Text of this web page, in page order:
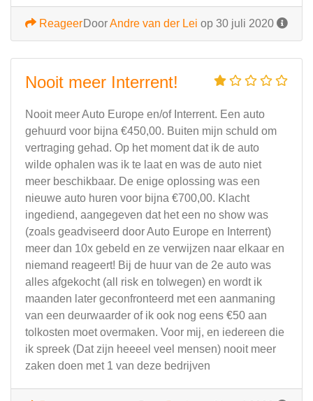
DoorAndre van der Lei op 30 juli 2020
Reageer
Nooit meer Interrent!
Nooit meer Auto Europe en/of Interrent. Een auto
gehuurd voor bijna €450,00. Buiten mijn schuld om
vertraging gehad. Op het moment dat ik de auto
wilde ophalen was ik te laat en was de auto niet
meer beschikbaar. De enige oplossing was een
nieuwe auto huren voor bijna €700,00. Klacht
ingediend, aangegeven dat het een no show was
(zoals geadviseerd door Auto Europe en Interrent)
meer dan 10x gebeld en ze verwijzen naar elkaar en
niemand reageert! Bij de huur van de 2e auto was
alles afgekocht (all risk en tolwegen) en wordt ik
maanden later geconfronteerd met een aanmaning
van een deurwaarder of ik ook nog eens €50 aan
tolkosten moet overmaken. Voor mij, en iedereen die
ik spreek (Dat zijn heeeel veel mensen) nooit meer
zaken doen met 1 van deze bedrijven